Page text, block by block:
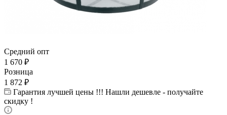
Средний опт
1 670 ₽
Розница
1 872 ₽
Гарантия лучшей цены !!! Нашли дешевле - получайте
скидку !